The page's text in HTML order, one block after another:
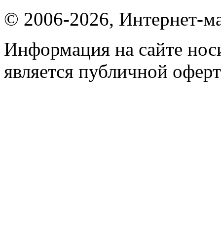
© 2006-2026, Интернет-
Информация на сайте
является публичной